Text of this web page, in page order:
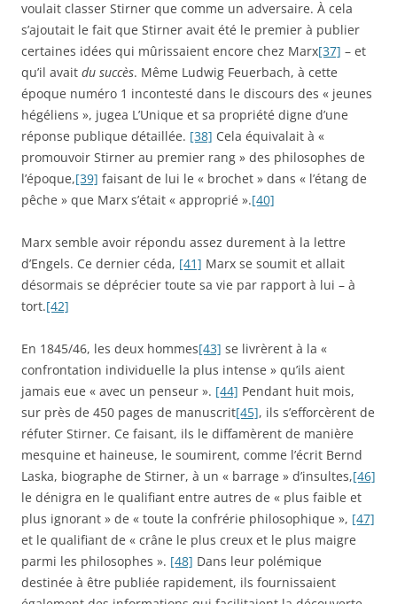
voulait classer Stirner que comme un adversaire. À cela
s’ajoutait le fait que Stirner avait été le premier à publier
certaines idées qui mûrissaient encore chez Marx[37] – et
qu’il avait du succès. Même Ludwig Feuerbach, à cette
époque numéro 1 incontesté dans le discours des « jeunes
hégéliens », jugea L’Unique et sa propriété digne d’une
réponse publique détaillée. [38] Cela équivalait à «
promouvoir Stirner au premier rang » des philosophes de
l’époque,[39] faisant de lui le « brochet » dans « l’étang de
pêche » que Marx s’était « approprié ».[40]
Marx semble avoir répondu assez durement à la lettre
d’Engels. Ce dernier céda, [41] Marx se soumit et allait
désormais se déprécier toute sa vie par rapport à lui – à
tort.[42]
En 1845/46, les deux hommes[43] se livrèrent à la «
confrontation individuelle la plus intense » qu’ils aient
jamais eue « avec un penseur ». [44] Pendant huit mois,
sur près de 450 pages de manuscrit[45], ils s’efforcèrent de
réfuter Stirner. Ce faisant, ils le diffamèrent de manière
mesquine et haineuse, le soumirent, comme l’écrit Bernd
Laska, biographe de Stirner, à un « barrage » d’insultes,[46]
le dénigra en le qualifiant entre autres de « plus faible et
plus ignorant » de « toute la confrérie philosophique », [47]
et le qualifiant de « crâne le plus creux et le plus maigre
parmi les philosophes ». [48] Dans leur polémique
destinée à être publiée rapidement, ils fournissaient